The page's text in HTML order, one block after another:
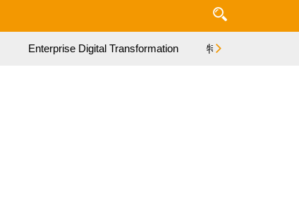
Enterprise Digital Transformation 特集